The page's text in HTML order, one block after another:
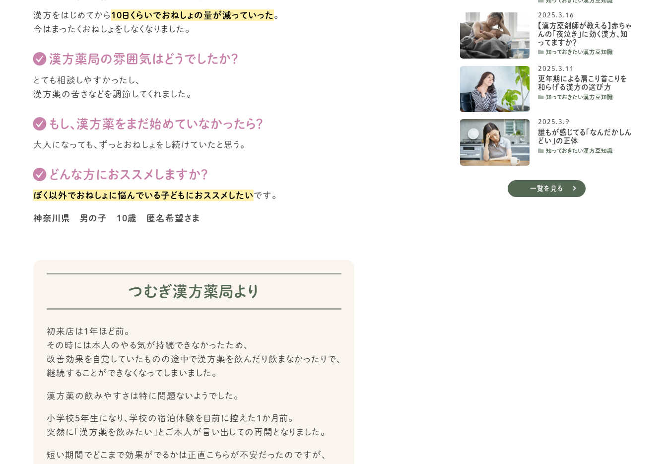
漢方をはじめてから １０日くらいでおねしょの量が減っていった 。
今はまったくおねしょをしなくなりました。
漢方薬局の雰囲気はどうでしたか？
とても相談しやすかったし、
漢方薬の苦さなどを調節してくれました。
もし、漢方薬をまだ始めていなかったら？
大人になっても、ずっとおねしょをし続けていたと思う。
どんな方におススメしますか？
ぼく以外でおねしょに悩んでいる子どもにおススメしたいです。
神奈川県 男の子 １０歳 匿名希望さま
つむぎ漢方薬局より
初来店は１年ほど前。
その時には本人のやる気が持続できなかったため、
改善効果を自覚していたものの途中で漢方薬を飲んだり飲まなかったりで、
継続することができなくなってしまいました。
漢方薬の飲みやすさは特に問題ないようでした。
小学校５年生になり、学校の宿泊体験を目前に控えた１か月前。
突然に「漢方薬を飲みたい」とご本人が言い出しての再開となりました。
短い期間でどこまで効果がでるかは正直こちらが不安だったのですが、
2025.3.16
【漢方薬剤師が教える】赤ちゃ
んの「夜泣き」に効く漢方、知
ってますか？
知っておきたい漢方豆知識
2025.3.11
更年期による肩こり首こりを
和らげる漢方の選び方
知っておきたい漢方豆知識
2025.3.9
誰もが感じてる「なんだかしん
どい」の正体
知っておきたい漢方豆知識
一覧を見る